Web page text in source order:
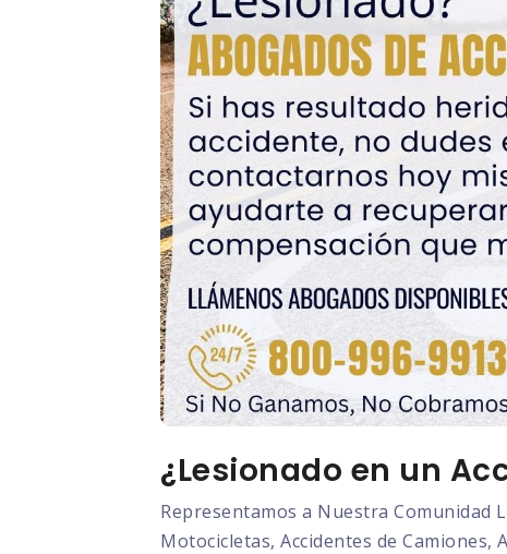
¿Lesionado en un
Representamos a Nuestra Comunidad
Motocicletas, Accidentes de Camiones,